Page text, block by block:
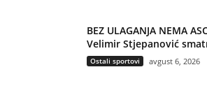
BEZ ULAGANJA NEMA
Velimir Stjepanović
Ostali sportovi avgust 6, 2026